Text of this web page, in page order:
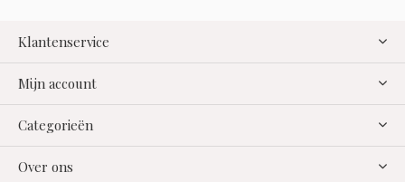
Klantenservice
Mijn account
Categorieën
Over ons